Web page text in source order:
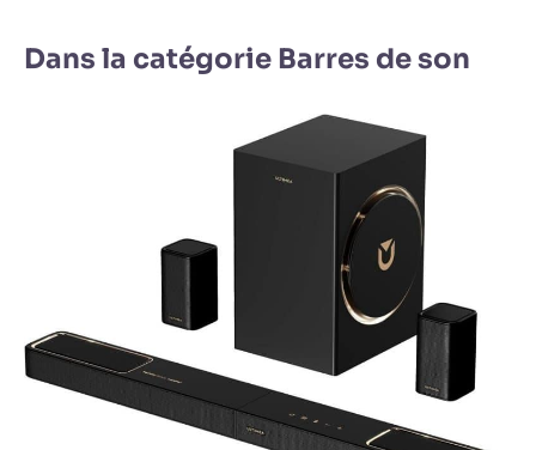
Dans la catégorie Barres de son